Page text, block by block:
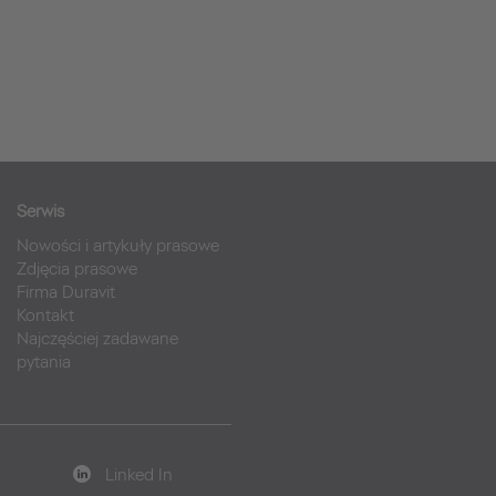
Serwis
Nowości i artykuły prasowe
Zdjęcia prasowe
Firma Duravit
Kontakt
Najczęściej zadawane
pytania
Linked In